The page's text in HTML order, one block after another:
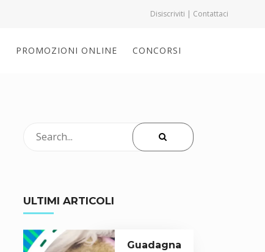
PROMOZIONI ONLINE CONCORSI
ULTIMI ARTICOLI
Guadagna
Disiscriviti | Contattaci